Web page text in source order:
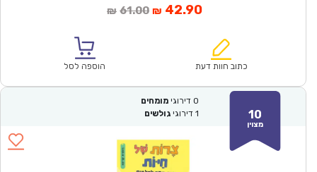
₪ 61.00המחיר
₪61.00.
₪ 42.90המחיר
הוא:
כתוב חוות דעת הוספה לסל
10
מצוין
0 דירוגי מומחים
1 דירוגי גולשים